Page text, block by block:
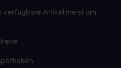
verfügbare Artikel meist am